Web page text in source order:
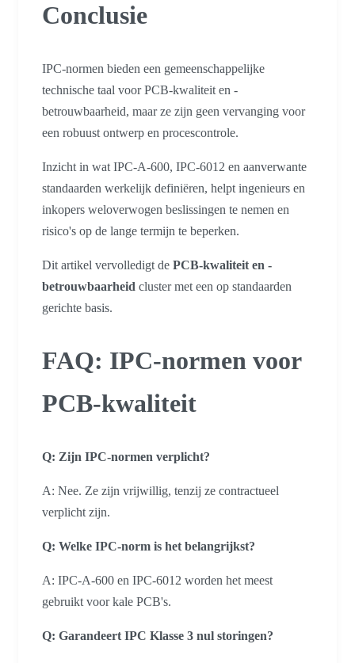
Conclusie
IPC-normen bieden een gemeenschappelijke
technische taal voor PCB-kwaliteit en -
betrouwbaarheid, maar ze zijn geen vervanging voor
een robuust ontwerp en procescontrole.
Inzicht in wat IPC-A-600, IPC-6012 en aanverwante
standaarden werkelijk definiëren, helpt ingenieurs en
inkopers weloverwogen beslissingen te nemen en
risico's op de lange termijn te beperken.
Dit artikel vervolledigt de PCB-kwaliteit en -
betrouwbaarheid cluster met een op standaarden
gerichte basis.
FAQ: IPC-normen voor
PCB-kwaliteit
Q: Zijn IPC-normen verplicht?
A: Nee. Ze zijn vrijwillig, tenzij ze contractueel
verplicht zijn.
Q: Welke IPC-norm is het belangrijkst?
A: IPC-A-600 en IPC-6012 worden het meest
gebruikt voor kale PCB's.
Q: Garandeert IPC Klasse 3 nul storingen?